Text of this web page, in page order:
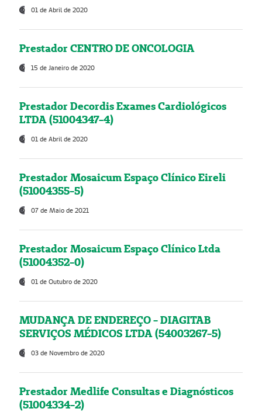
01 de Abril de 2020
Prestador CENTRO DE ONCOLOGIA
15 de Janeiro de 2020
Prestador Decordis Exames Cardiológicos
LTDA (51004347-4)
01 de Abril de 2020
Prestador Mosaicum Espaço Clínico Eireli
(51004355-5)
07 de Maio de 2021
Prestador Mosaicum Espaço Clínico Ltda
(51004352-0)
01 de Outubro de 2020
MUDANÇA DE ENDEREÇO - DIAGITAB
SERVIÇOS MÉDICOS LTDA (54003267-5)
03 de Novembro de 2020
Prestador Medlife Consultas e Diagnósticos
(51004334-2)